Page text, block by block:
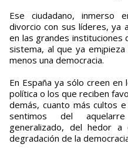
Ese ciudadano, inmerso
divorcio con sus líderes, ya
en las grandes instituciones
sistema, al que ya
menos una democracia.
En España ya sólo creen
política o los que reciben
demás, cuanto más cultos
sentimos del
generalizado, del hedor
degradación de la